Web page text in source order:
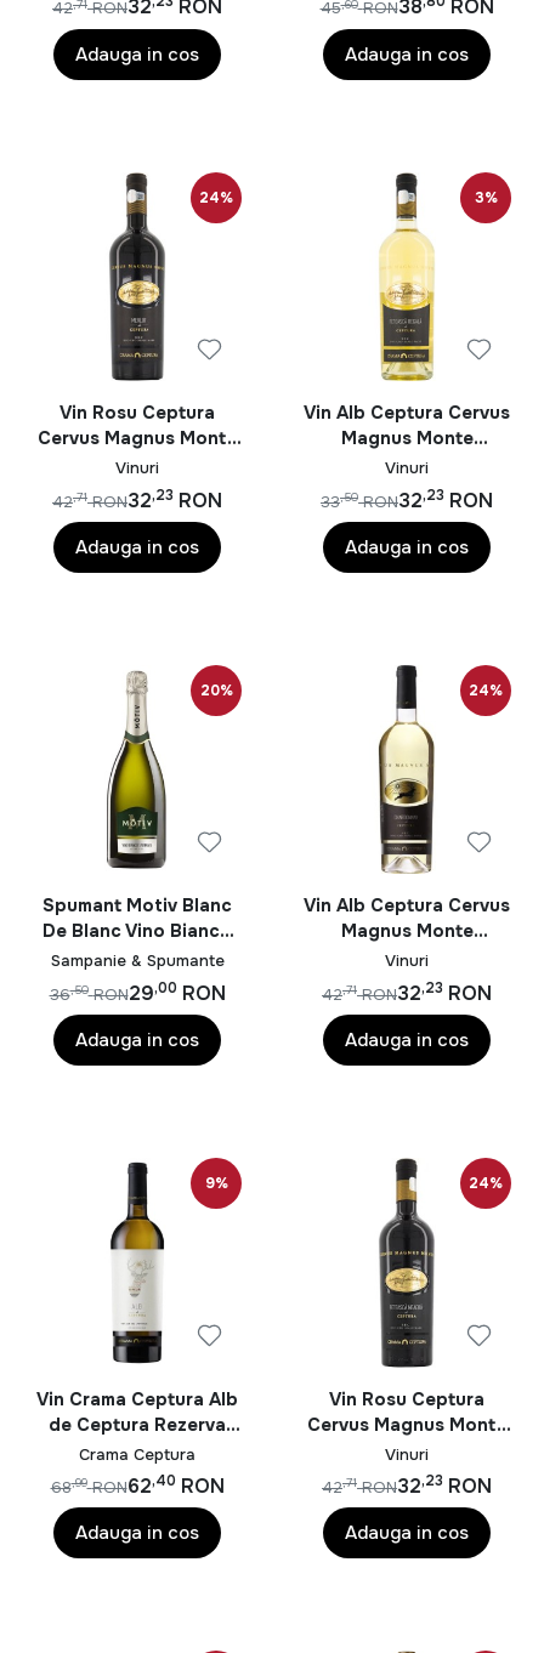
32 RON
42,71 RON
Adauga in cos
38 RON
45,60 RON
Adauga in cos
24%
Vin Rosu Ceptura
Cervus Magnus Monte
Merlot 0.75L
Vinuri
32,23 RON
42,71 RON
Adauga in cos
3%
Vin Alb Ceptura Cervus
Magnus Monte
Feteasca Regala Sec
0.75L
Vinuri
32,23 RON
33,50 RON
Adauga in cos
20%
Spumant Motiv Blanc
De Blanc Vino Bianco
Spumante Extra Dry
DOC 0.75L
Sampanie & Spumante
29,00 RON
36,50 RON
Adauga in cos
24%
Vin Alb Ceptura Cervus
Magnus Monte
Chradonnay 0.75L
Vinuri
32,23 RON
42,71 RON
Adauga in cos
9%
Vin Crama Ceptura Alb
de Ceptura Rezerva
0.75L 13.5%
Crama Ceptura
62,40 RON
68,99 RON
Adauga in cos
24%
Vin Rosu Ceptura
Cervus Magnus Monte
Syrah 0.75L
Vinuri
32,23 RON
42,71 RON
Adauga in cos